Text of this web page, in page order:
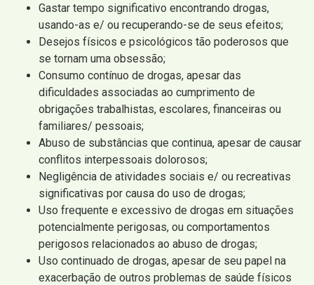
Gastar tempo significativo encontrando drogas,
usando-as e/ ou recuperando-se de seus efeitos;
Desejos físicos e psicológicos tão poderosos que
se tornam uma obsessão;
Consumo contínuo de drogas, apesar das
dificuldades associadas ao cumprimento de
obrigações trabalhistas, escolares, financeiras ou
familiares/ pessoais;
Abuso de substâncias que continua, apesar de causar
conflitos interpessoais dolorosos;
Negligência de atividades sociais e/ ou recreativas
significativas por causa do uso de drogas;
Uso frequente e excessivo de drogas em situações
potencialmente perigosas, ou comportamentos
perigosos relacionados ao abuso de drogas;
Uso continuado de drogas, apesar de seu papel na
exacerbação de outros problemas de saúde físicos